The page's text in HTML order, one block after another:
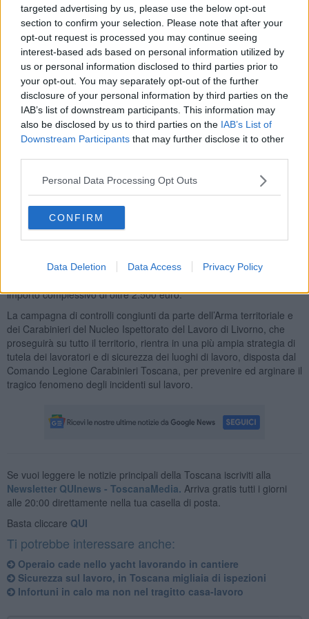
targeted advertising by us, please use the below opt-out
section to confirm your selection. Please note that after your
opt-out request is processed you may continue seeing
interest-based ads based on personal information utilized by
us or personal information disclosed to third parties prior to
your opt-out. You may separately opt-out of the further
disclosure of your personal information by third parties on the
IAB’s list of downstream participants. This information may
also be disclosed by us to third parties on the IAB’s List of
Downstream Participants that may further disclose it to other
Personal Data Processing Opt Outs
CONFIRM
Data Deletion Data Access Privacy Policy
54enne livornese, rispettivamente amministratore unico e titolare di
due imprese edili operative nel cantiere oggetto di verifica.
In particolare, all’imprenditrice è stata contestata la parziale
mancanza del parapetto dell’impalcatura, che la legge prescrive
debba essere “robusto” ed “in buone condizioni” nel caso di
impalcati di altezza maggiore di 2 metri.
Anche all’imprenditore livornese è stata contestata una carenza di
sicurezza dell’impalcatura.
Nella fattispecie, ad essere irregolare è stato l’eccessivo distacco, a
vari livelli di ponteggio, delle tavole fermapiede dalla parete
dell’immobile a cui era appoggiata.
La legge non consente, infatti, che la distanza tra le tavole di
incidenti potenzialmente molto pericolosi.
importo complessivo di oltre 2.500 euro.
La campagna di controlli congiunti da parte dell’Arma territoriale e
dei Carabinieri del Nucleo Ispettorato del Lavoro di Livorno, che
proseguirà su tutto il territorio, rientra in una più ampia strategia di
tutela dei lavoratori e di sicurezza dei luoghi di lavoro, disposta dal
Comando Legione Carabinieri Toscana, per prevenire ed arginare il
tragico fenomeno degli incidenti sul lavoro.
Se vuoi leggere le notizie principali della Toscana iscriviti alla
Newsletter QUInews - ToscanaMedia. Arriva gratis tutti i giorni
alle 20:00 direttamente nella tua casella di posta.
Basta cliccare QUI
Ti potrebbe interessare anche:
Operaio cade nello yacht lavorando in cantiere
Sicurezza sul lavoro, in Toscana migliaia di ispezioni
Infortuni in calo ma non nel tragitto casa-lavoro